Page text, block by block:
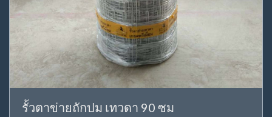
รั้วตาข่ายถักปม เทวดา 90 ซม